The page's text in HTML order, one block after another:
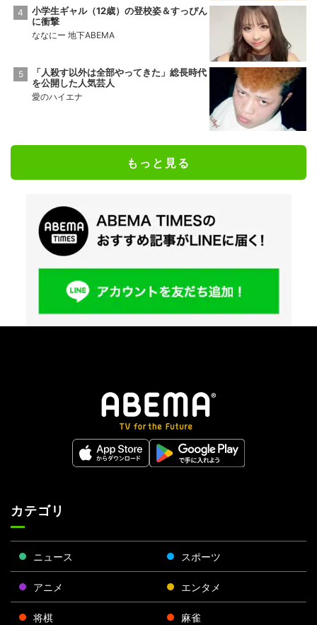
小学生ギャル（12歳）の登校姿＆すっぴん
に衝撃
ななにー 地下ABEMA
「人殺す以外は全部やってきた」総長時代
を公開した人気芸人
愛のハイエナ
もっと見る
カテゴリ
ニュース スポーツ
アニメ エンタメ
将棋 麻雀